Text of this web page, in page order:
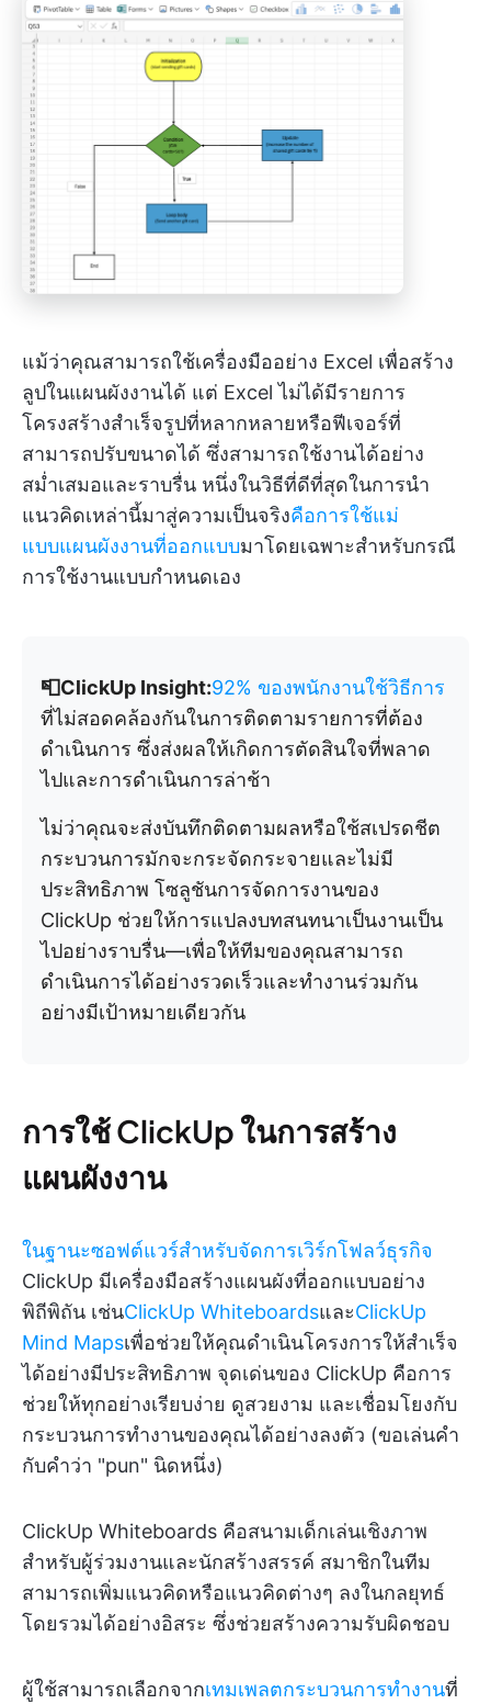
แม้ว่าคุณสามารถใช้เครื่องมืออย่าง Excel เพื่อสร้าง
ลูปในแผนผังงานได้ แต่ Excel ไม่ได้มีรายการ
โครงสร้างสำเร็จรูปที่หลากหลายหรือฟีเจอร์ที่
สามารถปรับขนาดได้ ซึ่งสามารถใช้งานได้อย่าง
สม่ำเสมอและราบรื่น หนึ่งในวิธีที่ดีที่สุดในการนำ
แนวคิดเหล่านี้มาสู่ความเป็นจริงคือการใช้แม่
แบบแผนผังงานที่ออกแบบมาโดยเฉพาะสำหรับกรณี
การใช้งานแบบกำหนดเอง
📮ClickUp Insight:92% ของพนักงานใช้วิธีการ
ที่ไม่สอดคล้องกันในการติดตามรายการที่ต้อง
ดำเนินการ ซึ่งส่งผลให้เกิดการตัดสินใจที่พลาด
ไปและการดำเนินการล่าช้า
ไม่ว่าคุณจะส่งบันทึกติดตามผลหรือใช้สเปรดชีต
กระบวนการมักจะกระจัดกระจายและไม่มี
ประสิทธิภาพ โซลูชันการจัดการงานของ
ClickUp ช่วยให้การแปลงบทสนทนาเป็นงานเป็น
ไปอย่างราบรื่น—เพื่อให้ทีมของคุณสามารถ
ดำเนินการได้อย่างรวดเร็วและทำงานร่วมกัน
อย่างมีเป้าหมายเดียวกัน
การใช้ ClickUp ในการสร้าง
แผนผังงาน
ในฐานะซอฟต์แวร์สำหรับจัดการเวิร์กโฟลว์ธุรกิจ
ClickUp มีเครื่องมือสร้างแผนผังที่ออกแบบอย่าง
พิถีพิถัน เช่นClickUp WhiteboardsและClickUp
Mind Mapsเพื่อช่วยให้คุณดำเนินโครงการให้สำเร็จ
ได้อย่างมีประสิทธิภาพ จุดเด่นของ ClickUp คือการ
ช่วยให้ทุกอย่างเรียบง่าย ดูสวยงาม และเชื่อมโยงกับ
กระบวนการทำงานของคุณได้อย่างลงตัว (ขอเล่นคำ
กับคำว่า "pun" นิดหนึ่ง)
ClickUp Whiteboards คือสนามเด็กเล่นเชิงภาพ
สำหรับผู้ร่วมงานและนักสร้างสรรค์ สมาชิกในทีม
สามารถเพิ่มแนวคิดหรือแนวคิดต่างๆ ลงในกลยุทธ์
โดยรวมได้อย่างอิสระ ซึ่งช่วยสร้างความรับผิดชอบ
ผู้ใช้สามารถเลือกจากเทมเพลตกระบวนการทำงานที่